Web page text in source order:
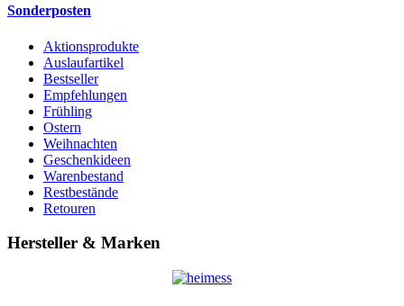
Sonderposten
Aktionsprodukte
Auslaufartikel
Bestseller
Empfehlungen
Frühling
Ostern
Weihnachten
Geschenkideen
Warenbestand
Restbestände
Retouren
Hersteller & Marken